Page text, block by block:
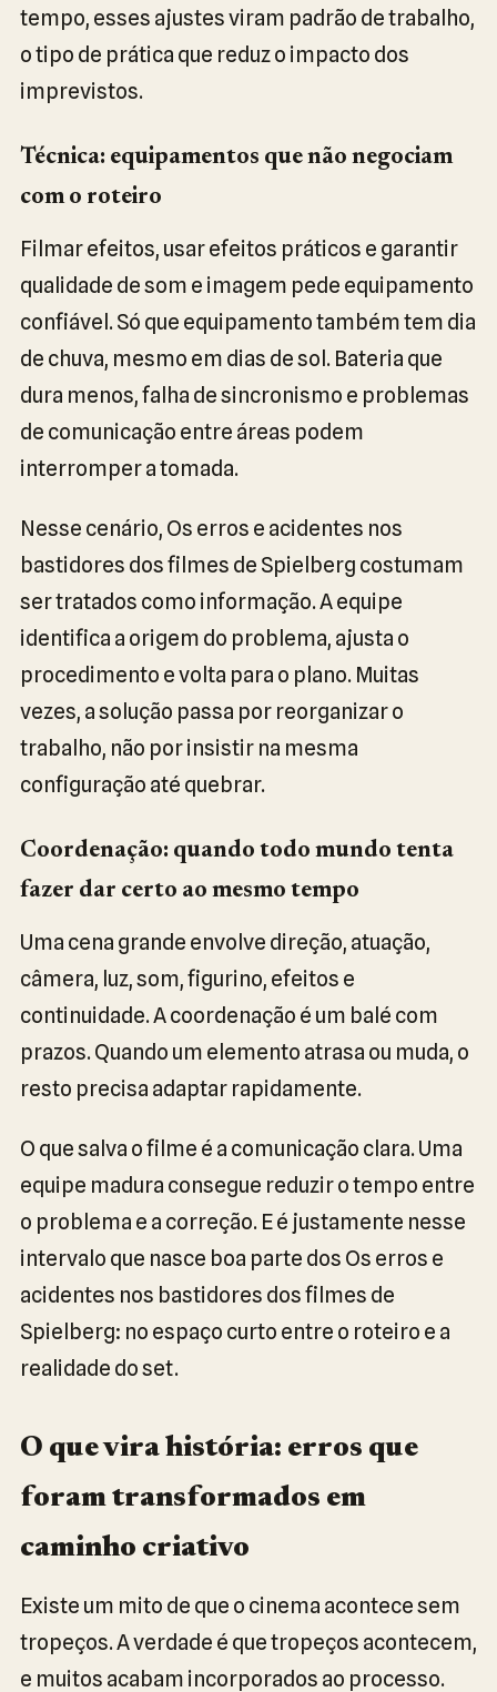
tempo, esses ajustes viram padrão de trabalho,
o tipo de prática que reduz o impacto dos
imprevistos.
Técnica: equipamentos que não negociam
com o roteiro
Filmar efeitos, usar efeitos práticos e garantir
qualidade de som e imagem pede equipamento
confiável. Só que equipamento também tem dia
de chuva, mesmo em dias de sol. Bateria que
dura menos, falha de sincronismo e problemas
de comunicação entre áreas podem
interromper a tomada.
Nesse cenário, Os erros e acidentes nos
bastidores dos filmes de Spielberg costumam
ser tratados como informação. A equipe
identifica a origem do problema, ajusta o
procedimento e volta para o plano. Muitas
vezes, a solução passa por reorganizar o
trabalho, não por insistir na mesma
configuração até quebrar.
Coordenação: quando todo mundo tenta
fazer dar certo ao mesmo tempo
Uma cena grande envolve direção, atuação,
câmera, luz, som, figurino, efeitos e
continuidade. A coordenação é um balé com
prazos. Quando um elemento atrasa ou muda, o
resto precisa adaptar rapidamente.
O que salva o filme é a comunicação clara. Uma
equipe madura consegue reduzir o tempo entre
o problema e a correção. E é justamente nesse
intervalo que nasce boa parte dos Os erros e
acidentes nos bastidores dos filmes de
Spielberg: no espaço curto entre o roteiro e a
realidade do set.
O que vira história: erros que
foram transformados em
caminho criativo
Existe um mito de que o cinema acontece sem
tropeços. A verdade é que tropeços acontecem,
e muitos acabam incorporados ao processo.